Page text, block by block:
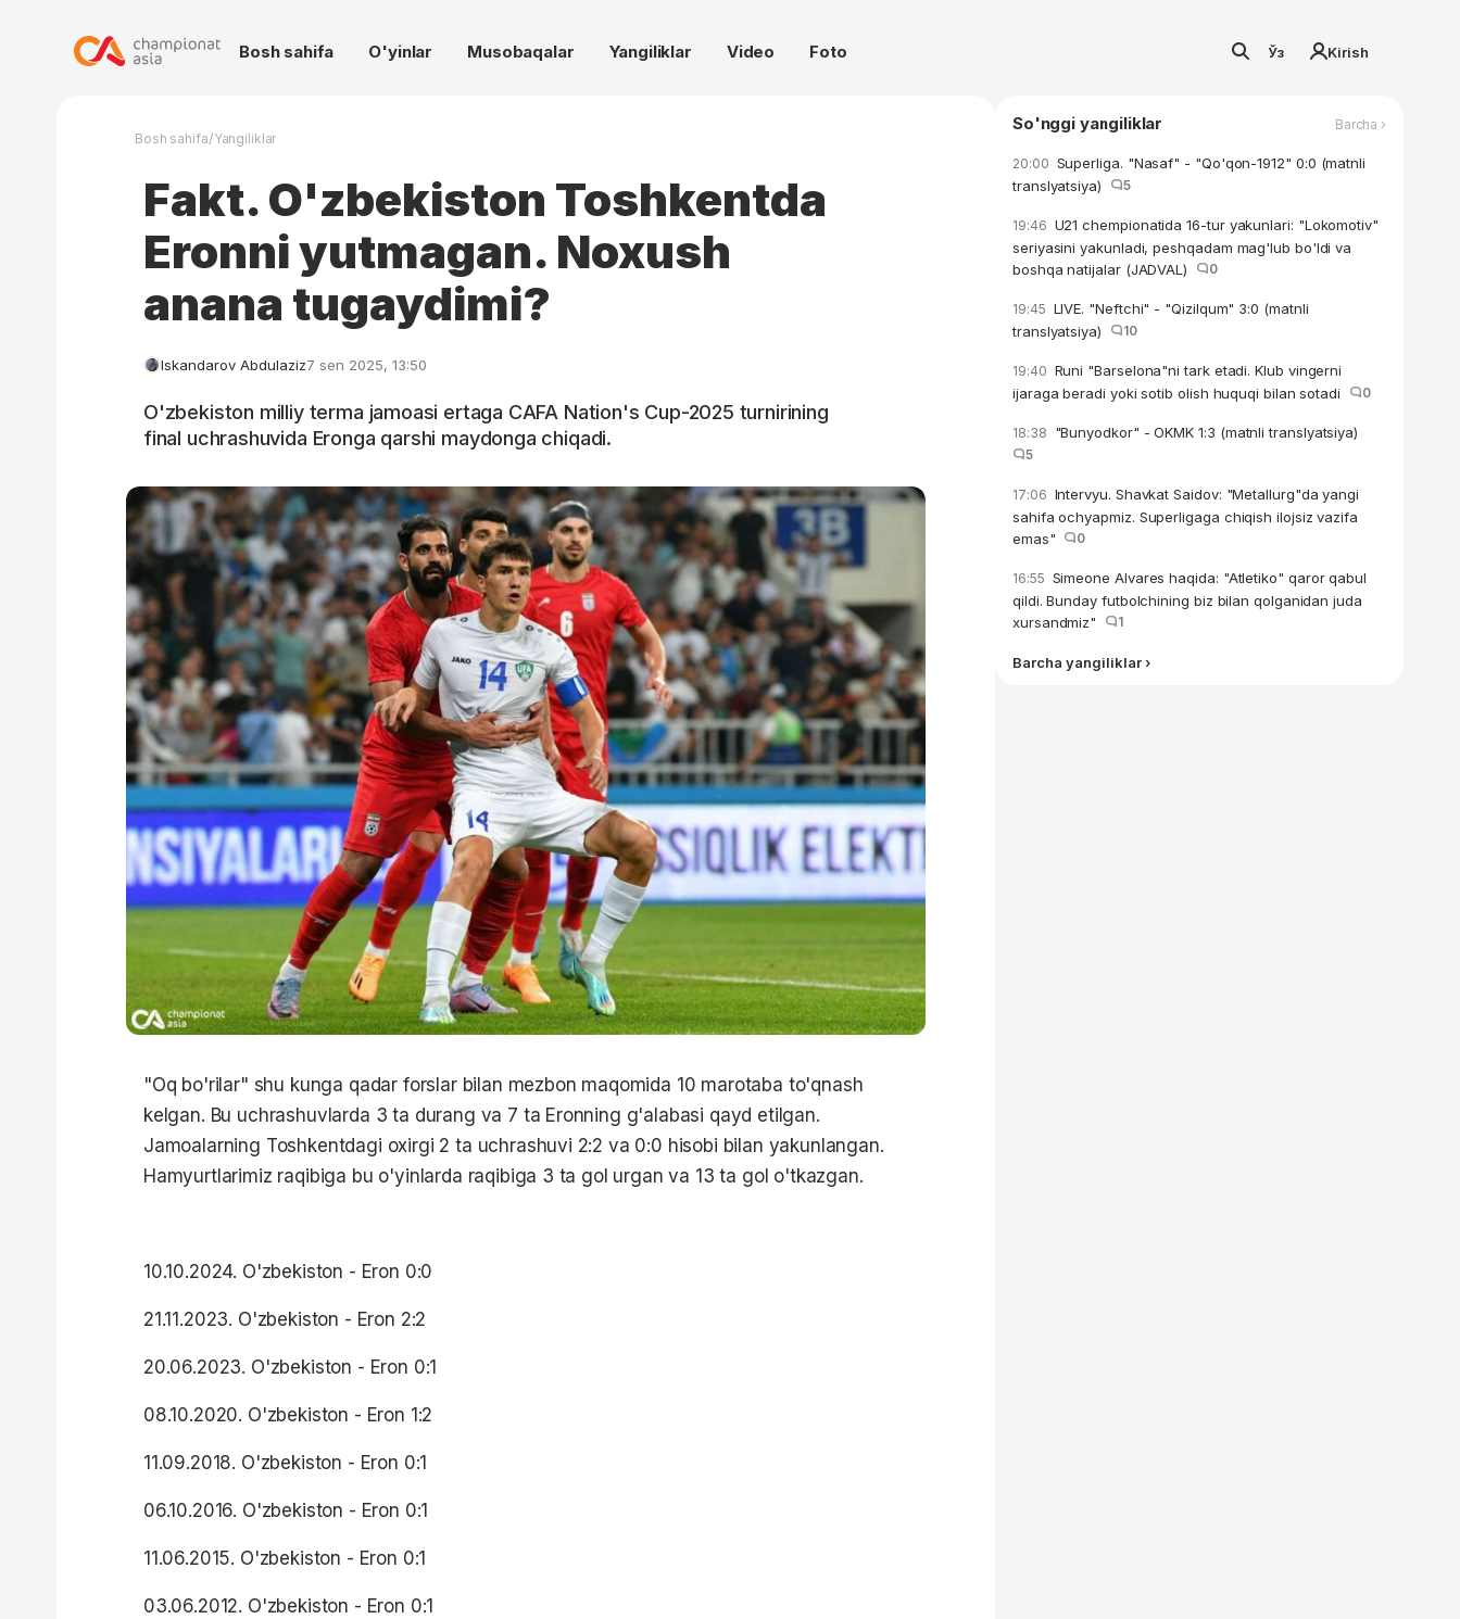
Bosh sahifa O'yinlar Musobaqalar Yangiliklar Video Foto Ўз Kirish
Bosh sahifa/Yangiliklar
Fakt. O'zbekiston Toshkentda
Eronni yutmagan. Noxush
anana tugaydimi?
Iskandarov Abdulaziz7 sen 2025, 13:50
O'zbekiston milliy terma jamoasi ertaga CAFA Nation's Cup-2025 turnirining
final uchrashuvida Eronga qarshi maydonga chiqadi.
"Oq bo'rilar" shu kunga qadar forslar bilan mezbon maqomida 10 marotaba to'qnash
kelgan. Bu uchrashuvlarda 3 ta durang va 7 ta Eronning g'alabasi qayd etilgan.
Jamoalarning Toshkentdagi oxirgi 2 ta uchrashuvi 2:2 va 0:0 hisobi bilan yakunlangan.
Hamyurtlarimiz raqibiga bu o'yinlarda raqibiga 3 ta gol urgan va 13 ta gol o'tkazgan.
10.10.2024. O'zbekiston - Eron 0:0
21.11.2023. O'zbekiston - Eron 2:2
20.06.2023. O'zbekiston - Eron 0:1
08.10.2020. O'zbekiston - Eron 1:2
11.09.2018. O'zbekiston - Eron 0:1
06.10.2016. O'zbekiston - Eron 0:1
11.06.2015. O'zbekiston - Eron 0:1
03.06.2012. O'zbekiston - Eron 0:1
So'nggi yangiliklar Barcha ›
20:00 Superliga. "Nasaf" - "Qo'qon-1912" 0:0 (matnli
translyatsiya)
5
19:46 U21 chempionatida 16-tur yakunlari: "Lokomotiv"
seriyasini yakunladi, peshqadam mag'lub bo'ldi va
boshqa natijalar (JADVAL)
0
19:45 LIVE. "Neftchi" - "Qizilqum" 3:0 (matnli
translyatsiya)
10
19:40 Runi "Barselona"ni tark etadi. Klub vingerni
ijaraga beradi yoki sotib olish huquqi bilan sotadi
0
18:38 "Bunyodkor" - OKMK 1:3 (matnli translyatsiya)
5
17:06 Intervyu. Shavkat Saidov: "Metallurg"da yangi
sahifa ochyapmiz. Superligaga chiqish ilojsiz vazifa
emas"
0
16:55 Simeone Alvares haqida: "Atletiko" qaror qabul
qildi. Bunday futbolchining biz bilan qolganidan juda
xursandmiz"
1
Barcha yangiliklar ›